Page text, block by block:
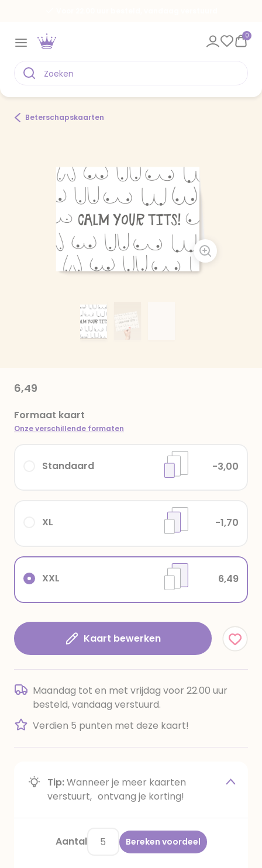
0
Beterschapskaarten
6,49
Formaat kaart
Onze verschillende formaten
XXL 6,49
XL -1,70
Standaard -3,00
Kaart bewerken
Maandag tot en met vrijdag voor 22.00 uur
besteld, vandaag verstuurd.
Verdien 5 punten met deze kaart!
Tip:Wanneer je meer kaarten
verstuurt, ontvang je korting!
Aantal Bereken voordeel